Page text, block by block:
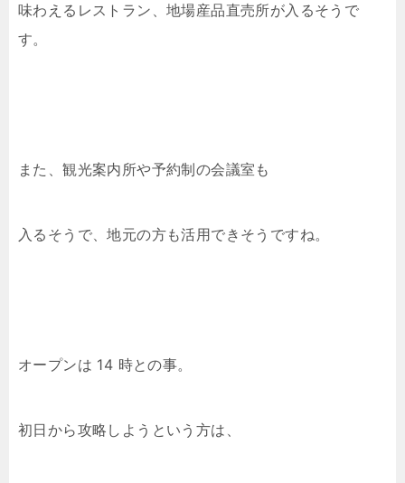
味わえるレストラン、地場産品直売所が入るそうで
す。
また、観光案内所や予約制の会議室も
入るそうで、地元の方も活用できそうですね。
オープンは 14 時との事。
初日から攻略しようという方は、